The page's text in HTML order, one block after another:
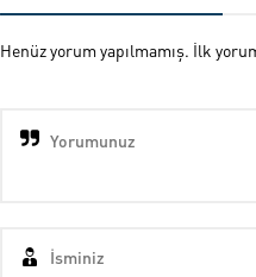
Henüz yorum yapılmamış. İlk